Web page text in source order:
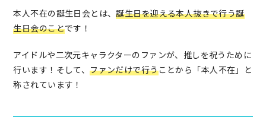
本人不在の誕生日会とは、誕生日を迎える本人抜きで行う誕
生日会のことです！
アイドルや二次元キャラクターのファンが、推しを祝うために
行います！そして、ファンだけで行うことから「本人不在」と
称されています！